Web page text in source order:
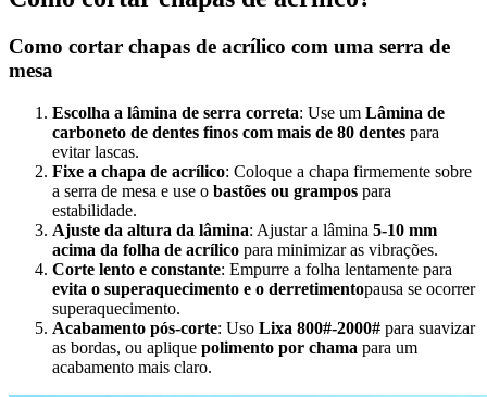
Como cortar chapas de acrílico com uma serra de
mesa
Escolha a lâmina de serra correta: Use um Lâmina de
carboneto de dentes finos com mais de 80 dentes para
evitar lascas.
Fixe a chapa de acrílico: Coloque a chapa firmemente sobre
a serra de mesa e use o bastões ou grampos para
estabilidade.
Ajuste da altura da lâmina: Ajustar a lâmina 5-10 mm
acima da folha de acrílico para minimizar as vibrações.
Corte lento e constante: Empurre a folha lentamente para
evita o superaquecimento e o derretimentopausa se ocorrer
superaquecimento.
Acabamento pós-corte: Uso Lixa 800#-2000# para suavizar
as bordas, ou aplique polimento por chama para um
acabamento mais claro.